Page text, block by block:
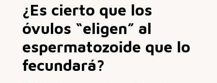
¿Es cierto que los
óvulos “eligen” al
espermatozoide que lo
fecundará?